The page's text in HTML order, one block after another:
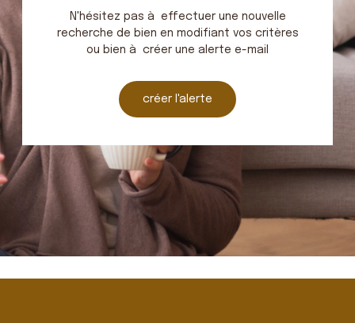
N'hésitez pas à effectuer une nouvelle
recherche de bien en modifiant vos critères
ou bien à créer une alerte e-mail
créer l'alerte